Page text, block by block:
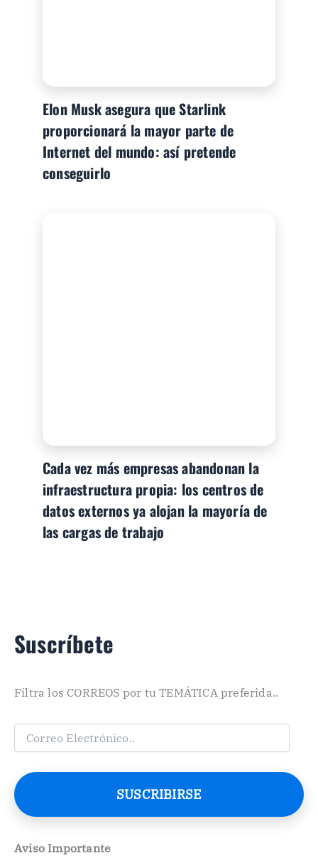
Elon Musk asegura que Starlink
proporcionará la mayor parte de
Internet del mundo: así pretende
conseguirlo
Cada vez más empresas abandonan la
infraestructura propia: los centros de
datos externos ya alojan la mayoría de
las cargas de trabajo
Suscríbete
Filtra los CORREOS por tu TEMÁTICA preferida..
e
o
e
SUSCRIBIRSE
Aviso Importante